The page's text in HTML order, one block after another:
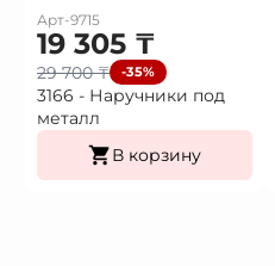
Арт-9715
19 305 ₸
29 700₸ -35%
3166 - Наручники под
металл
В корзину